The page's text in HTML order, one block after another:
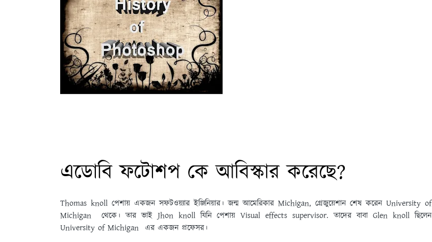
এডোবি ফটোশপ কে আবিস্কার করেছে?
Thomas knoll পেশায় একজন সফটওয়্যার ইঞ্জিনিয়ার। জন্ম আমেরিকার Michigan, গ্রেজুয়েশান শেষ করেন University of
Michigan থেকে। তার ভাই Jhon knoll যিনি পেশায় Visual effects supervisor. তাদের বাবা Glen knoll ছিলেন
University of Michigan এর একজন প্রফেসর।